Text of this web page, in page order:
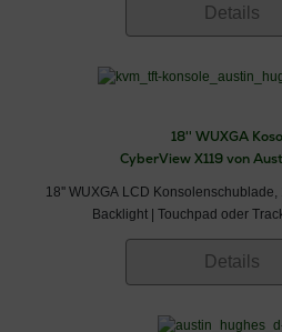
Details
18'' WUXGA
CyberView X119 von
18'' WUXGA LCD
Backlight | Touchpad oder
Details